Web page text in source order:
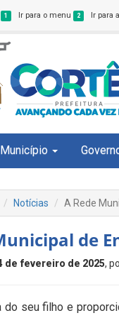
1 Ir para o menu 2 Ir para
Notícias A Rede
de
de fevereiro de 2025,
do seu filho e